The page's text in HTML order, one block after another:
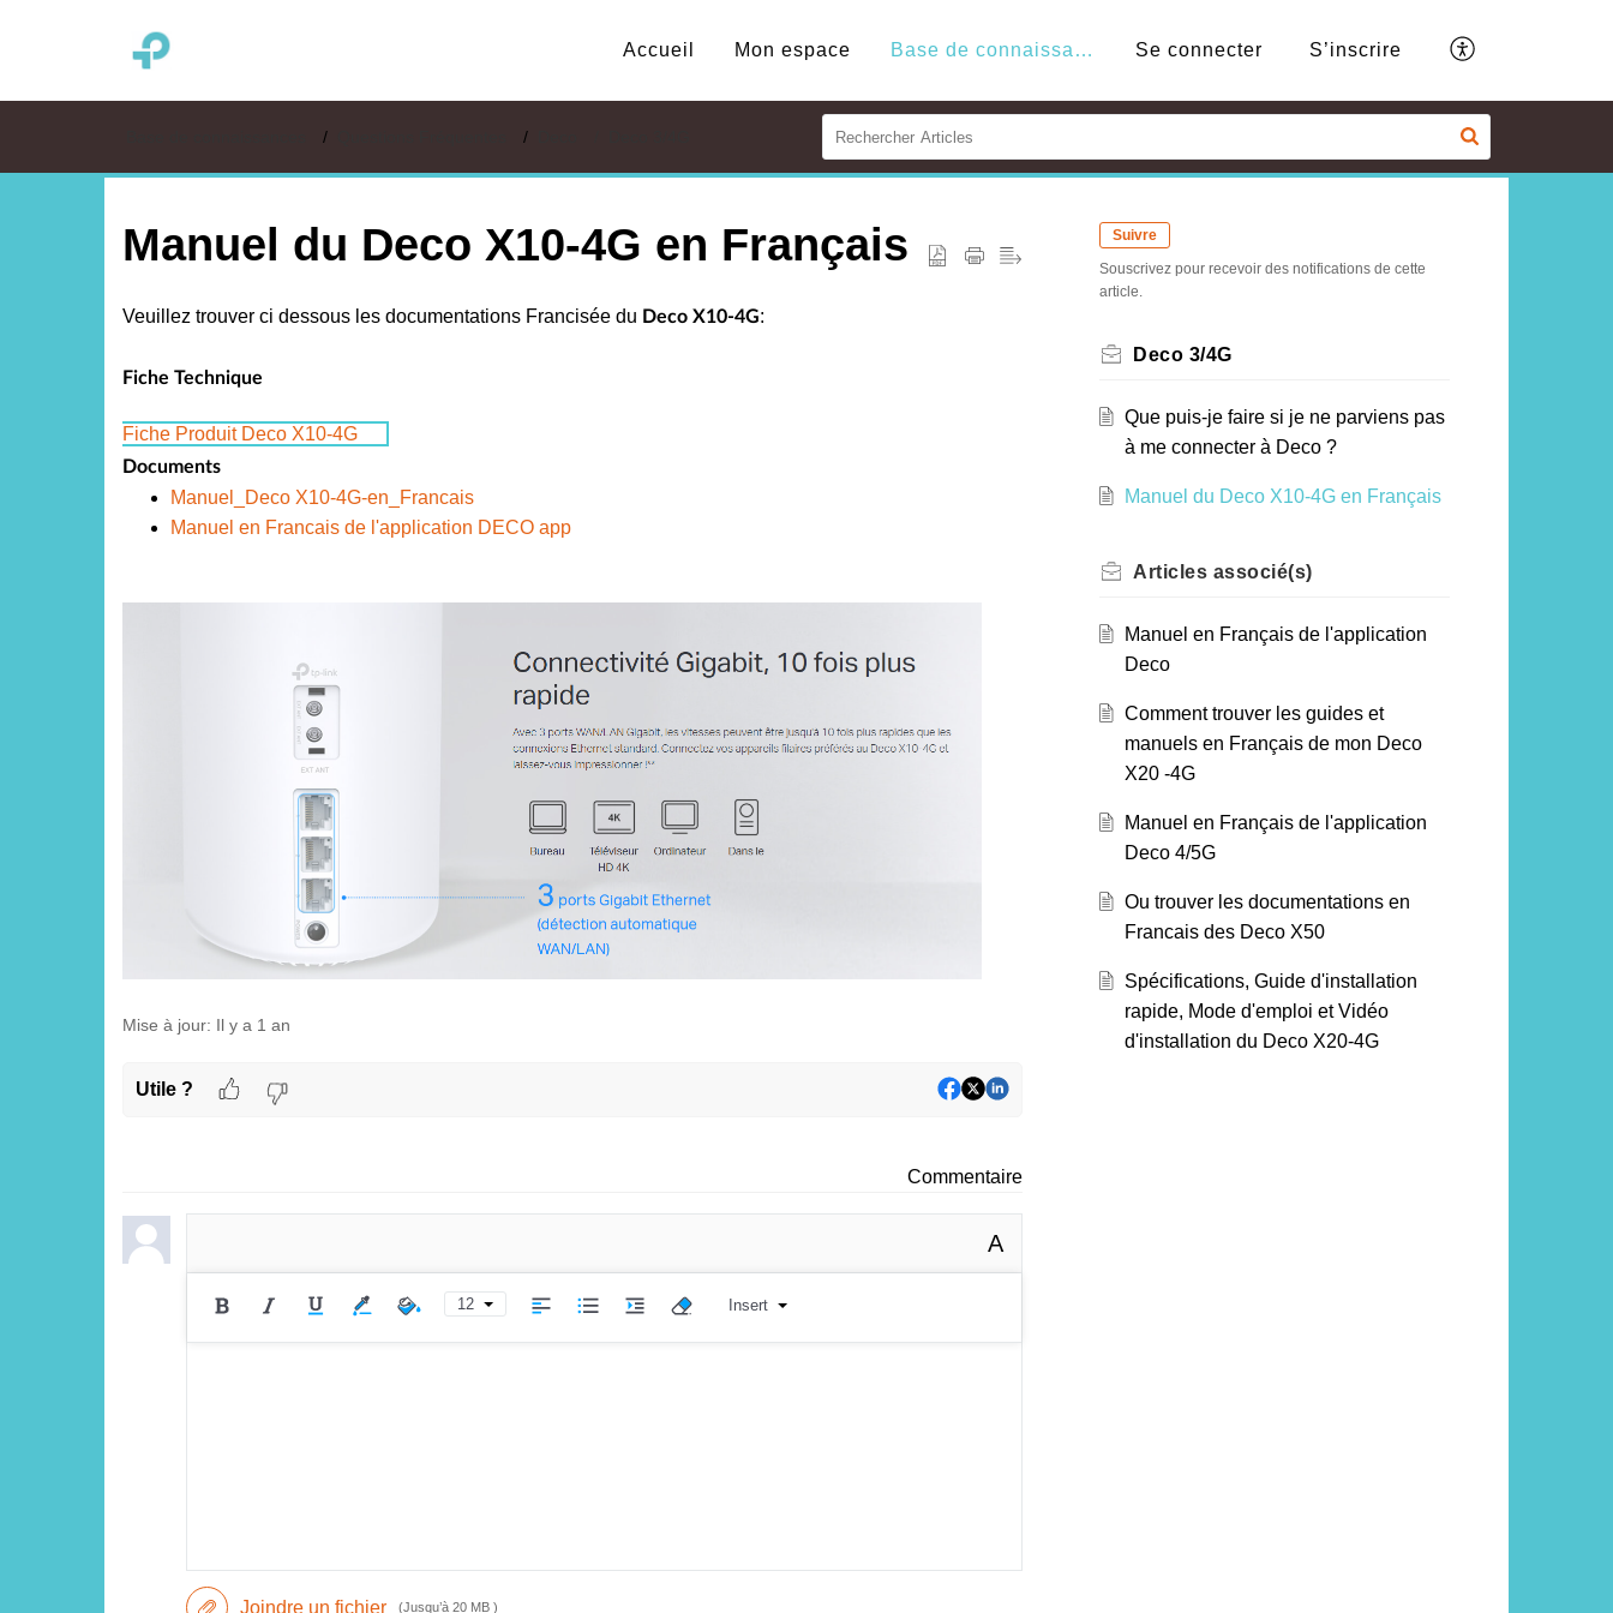
Accueil Mon espace Base de connaissances Se connecter S’inscrire
Manuel du Deco X10-4G en Français
Veuillez trouver ci dessous les documentations Francisée du Deco X10-4G:
Fiche Technique
Fiche Produit Deco X10-4G
Documents
Manuel_Deco X10-4G-en_Francais
Manuel en Francais de l'application DECO app
Mise à jour: Il y a 1 an
Utile ?
Commentaire
A
12 Insert
Joindre un fichier (Jusqu’à 20 MB )
Suivre
Souscrivez pour recevoir des notifications de cette
article.
Deco 3/4G
Que puis-je faire si je ne parviens pas
à me connecter à Deco ?
Manuel du Deco X10-4G en Français
Articles associé(s)
Manuel en Français de l'application
Deco
Comment trouver les guides et
manuels en Français de mon Deco
X20 -4G
Manuel en Français de l'application
Deco 4/5G
Ou trouver les documentations en
Francais des Deco X50
Spécifications, Guide d'installation
rapide, Mode d'emploi et Vidéo
d'installation du Deco X20-4G